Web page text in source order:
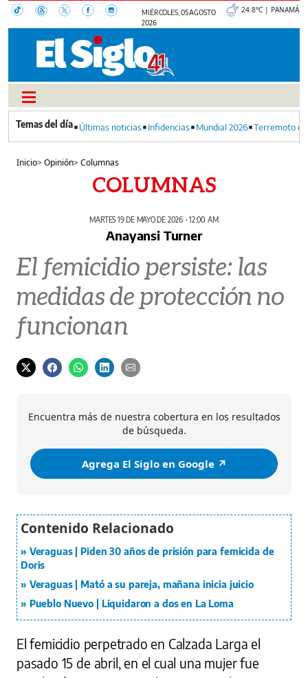
MIÉRCOLES, 05 AGOSTO
2026
24.8°C | PANAMÁ
Últimas noticias Infidencias Mundial 2026 Terremoto
Inicio>Opinión>Columnas
COLUMNAS
MARTES 19 DE MAYO DE 2026 - 12:00 AM
Anayansi Turner
El femicidio persiste: las
medidas de protección no
funcionan
Encuentra más de nuestra cobertura en los resultados
de búsqueda.
Agrega El Siglo en Google ↗️
Veraguas | Piden 30 años de prisión para femicida de
Doris
Veraguas | Mató a su pareja, mañana inicia juicio
Pueblo Nuevo | Liquidaron a dos en La Loma
El femicidio perpetrado en Calzada Larga el
pasado 15 de abril, en el cual una mujer fue